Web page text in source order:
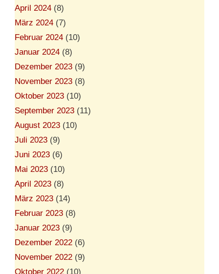
April 2024 (8)
März 2024 (7)
Februar 2024 (10)
Januar 2024 (8)
Dezember 2023 (9)
November 2023 (8)
Oktober 2023 (10)
September 2023 (11)
August 2023 (10)
Juli 2023 (9)
Juni 2023 (6)
Mai 2023 (10)
April 2023 (8)
März 2023 (14)
Februar 2023 (8)
Januar 2023 (9)
Dezember 2022 (6)
November 2022 (9)
Oktober 2022 (10)